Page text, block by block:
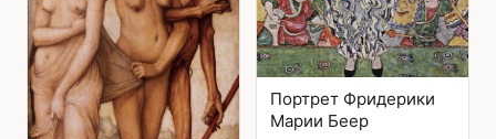
Портрет Фридерики
Марии Беер